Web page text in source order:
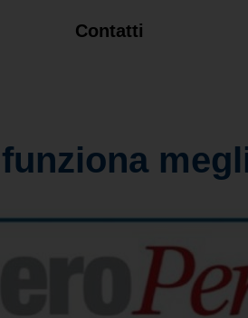
Contatti